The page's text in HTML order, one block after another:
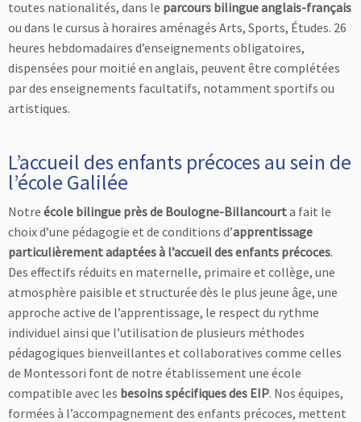
toutes nationalités, dans le parcours bilingue anglais-français
ou dans le cursus à horaires aménagés Arts, Sports, Études. 26
heures hebdomadaires d’enseignements obligatoires,
dispensées pour moitié en anglais, peuvent être complétées
par des enseignements facultatifs, notamment sportifs ou
artistiques.
L’accueil des enfants précoces au sein de
l’école Galilée
Notre école bilingue près de Boulogne-Billancourta fait le
choix d’une pédagogie et de conditions d’apprentissage
particulièrement adaptées à l’accueil des enfants précoces.
Des effectifs réduits en maternelle, primaire et collège, une
atmosphère paisible et structurée dès le plus jeune âge, une
approche active de l’apprentissage, le respect du rythme
individuel ainsi que l’utilisation de plusieurs méthodes
pédagogiques bienveillantes et collaboratives comme celles
de Montessori font de notre établissement une école
compatible avec les besoins spécifiques des EIP. Nos équipes,
formées à l’accompagnement des enfants précoces, mettent